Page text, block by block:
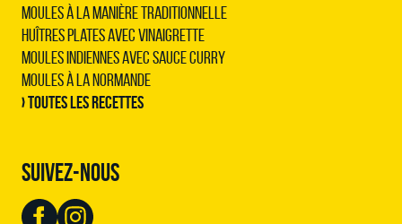
Moules à la manière traditionnelle
Huîtres plates avec vinaigrette
Moules indiennes avec sauce curry
Moules à la normande
› Toutes les recettes
SUIVEZ-NOUS